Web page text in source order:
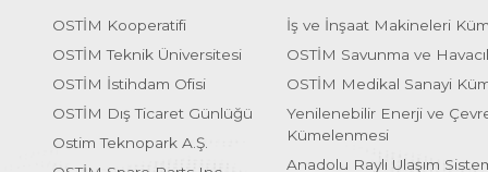
OSTİM Kooperatifi
OSTİM Teknik Üniversitesi
OSTİM İstihdam Ofisi
OSTİM Dış Ticaret Günlüğü
Ostim Teknopark A.Ş.
İş ve İnşaat Makineleri
OSTİM Savunma ve
OSTİM Medikal Sanayi
Yenilenebilir Enerji ve
Kümelenmesi
Anadolu Raylı Ulaşım